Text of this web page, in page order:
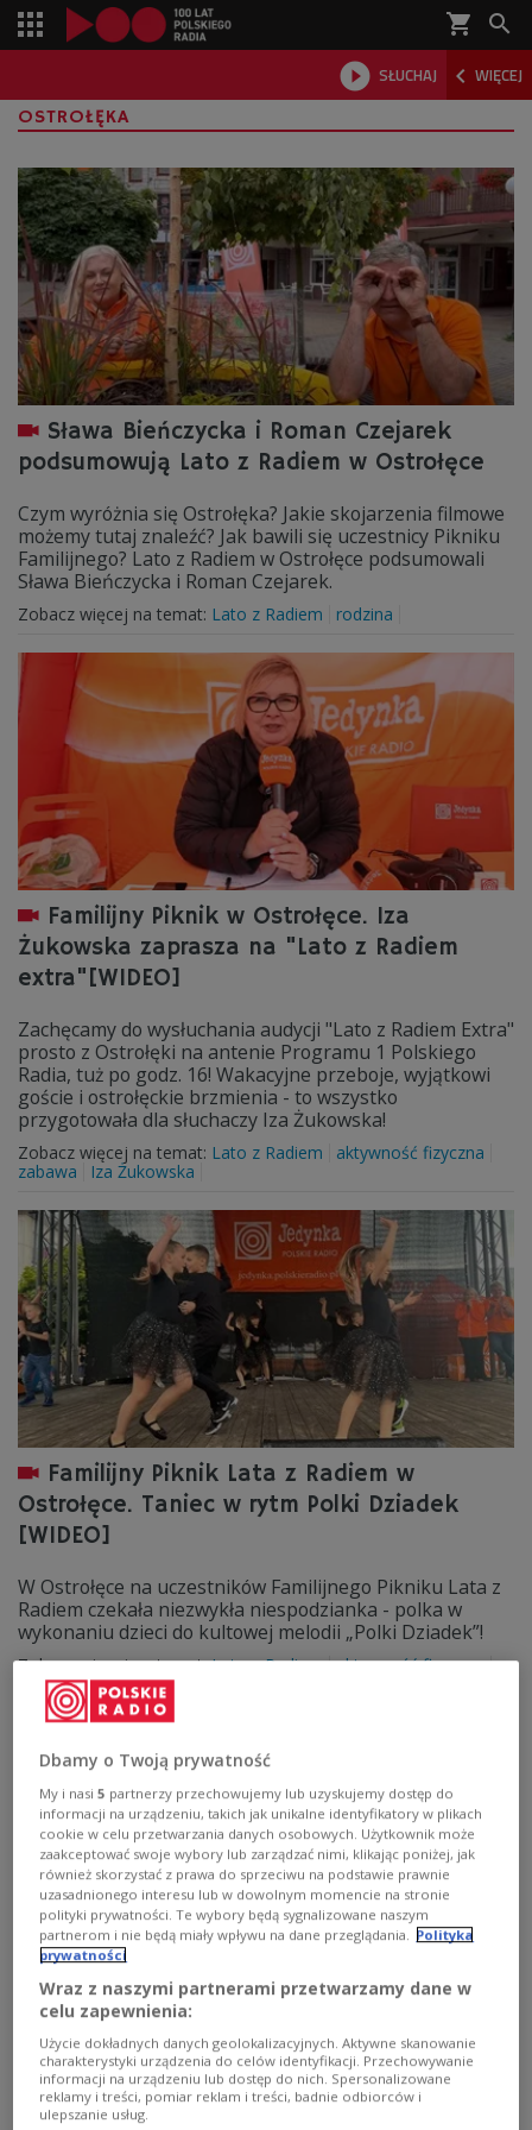
shopping_cart 
 SŁUCHAJ  WIĘCEJ

OSTROŁĘKA
Sława Bieńczycka i Roman Czejarek
podsumowują Lato z Radiem w Ostrołęce
Czym wyróżnia się Ostrołęka? Jakie skojarzenia filmowe
możemy tutaj znaleźć? Jak bawili się uczestnicy Pikniku
Familijnego? Lato z Radiem w Ostrołęce podsumowali
Sława Bieńczycka i Roman Czejarek.
Zobacz więcej na temat: Lato z Radiem rodzina
Familijny Piknik w Ostrołęce. Iza
Żukowska zaprasza na "Lato z Radiem
extra"[WIDEO]
Zachęcamy do wysłuchania audycji "Lato z Radiem Extra"
prosto z Ostrołęki na antenie Programu 1 Polskiego
Radia, tuż po godz. 16! Wakacyjne przeboje, wyjątkowi
goście i ostrołęckie brzmienia - to wszystko
przygotowała dla słuchaczy Iza Żukowska!
Zobacz więcej na temat: Lato z Radiem
aktywność fizyczna
zabawa
Iza Żukowska
Familijny Piknik Lata z Radiem w
Ostrołęce. Taniec w rytm Polki Dziadek
[WIDEO]
W Ostrołęce na uczestników Familijnego Pikniku Lata z
Radiem czekała niezwykła niespodzianka - polka w
wykonaniu dzieci do kultowej melodii „Polki Dziadek”!
Zobacz więcej na temat:Lato z Radiem aktywność fizyczna
zabawa
Familijny Piknik Lata z Radiem w
Ostrołęce. Piotr Galus o konkursie "Mistrz
Pajacyków" [WIDEO]
- Robili przez 15 minut pajacyki i nie chcieli kończyć -
mówi Piotr Galus, odpowiedzialny za aktywny
Dbamy o Twoją prywatność
My i nasi5 partnerzy przechowujemy lub uzyskujemy dostęp do
informacji na urządzeniu, takich jak unikalne identyfikatory w plikach
cookie w celu przetwarzania danych osobowych. Użytkownik może
zaakceptować swoje wybory lub zarządzać nimi, klikając poniżej, jak
również skorzystać z prawa do sprzeciwu na podstawie prawnie
uzasadnionego interesu lub w dowolnym momencie na stronie
polityki prywatności. Te wybory będą sygnalizowane naszym
partnerom i nie będą miały wpływu na dane przeglądania.
Polityka
prywatności
Wraz z naszymi partnerami przetwarzamy dane w
celu zapewnienia:
Użycie dokładnych danych geolokalizacyjnych. Aktywne skanowanie
charakterystyki urządzenia do celów identyfikacji. Przechowywanie
informacji na urządzeniu lub dostęp do nich. Spersonalizowane
reklamy i treści, pomiar reklam i treści, badnie odbiorców i
ulepszanie usług.